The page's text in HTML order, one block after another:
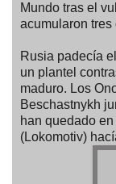
Mundo tras el
acumularon tres
Rusia padecía
un plantel
maduro. Los
Beschastnykh
han quedado
(Lokomotiv)